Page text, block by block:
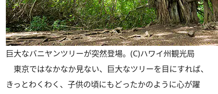
巨大なバニヤンツリーが突然登場。(C)ハワイ州観光局
東京ではなかなか見ない、巨大なツリーを目にすれば、
きっとわくわく、子供の頃にもどったかのように心が躍